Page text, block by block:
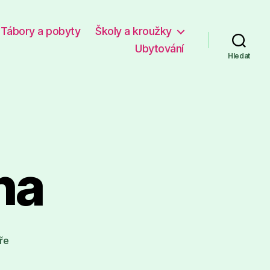
Tábory a pobyty
Školy a kroužky
Ubytování
Hledat
u